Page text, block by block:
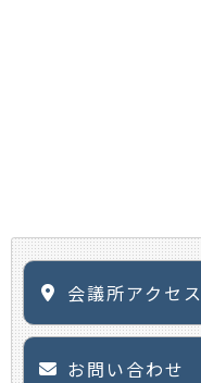
会議所アクセス
お問い合わせ